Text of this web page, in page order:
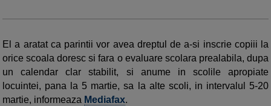
El a aratat ca parintii vor avea dreptul de a-si inscrie copiii la
orice scoala doresc si fara o evaluare scolara prealabila, dupa
un calendar clar stabilit, si anume in scolile apropiate
locuintei, pana la 5 martie, sa la alte scoli, in intervalul 5-20
martie, informeaza Mediafax.